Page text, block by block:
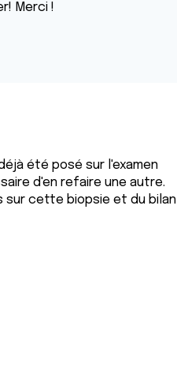
Merci !
été posé sur l'examen
d'en refaire une autre.
sur cette biopsie et du bilan